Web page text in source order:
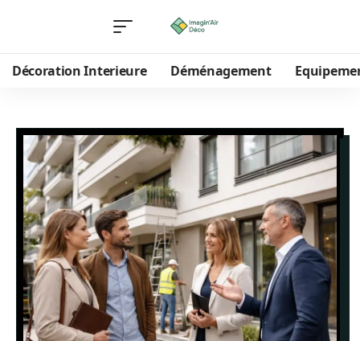
Décoration Interieure Déménagement